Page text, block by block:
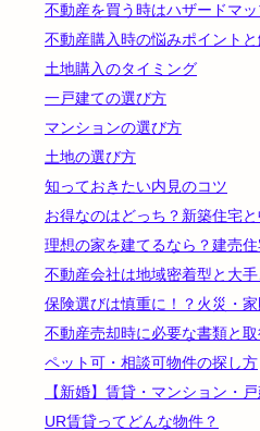
不動産を買う時はハザードマ
不動産購入時の悩みポイント
土地購入のタイミング
一戸建ての選び方
マンションの選び方
土地の選び方
知っておきたい内見のコツ
お得なのはどっち？新築住宅
理想の家を建てるなら？建売
不動産会社は地域密着型と大
保険選びは慎重に！？火災・
不動産売却時に必要な書類と
ペット可・相談可物件の探し方
【新婚】賃貸・マンション・
UR賃貸ってどんな物件？